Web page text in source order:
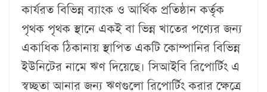
কার্যরত বিভিন্ন ব্যাংক ও আর্থিক প্রতিষ্ঠান কর্তৃক
পৃথক পৃথক স্থানে একই বা ভিন্ন খাতের পণ্যের জন্য
একাধিক ঠিকানায় স্থাপিত একটি কোম্পানির বিভিন্ন
ইউনিটের নামে ঋণ দিয়েছে। সিআইবি রিপোর্টিং এ
স্বচ্ছতা আনার জন্য ঋণগুলো রিপোর্টিং করার ক্ষেত্রে